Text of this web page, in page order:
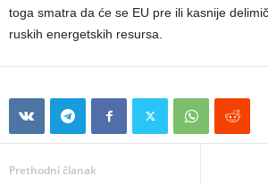
toga smatra da će se EU pre ili kasnije
ruskih energetskih resursa.
Prethodni članak